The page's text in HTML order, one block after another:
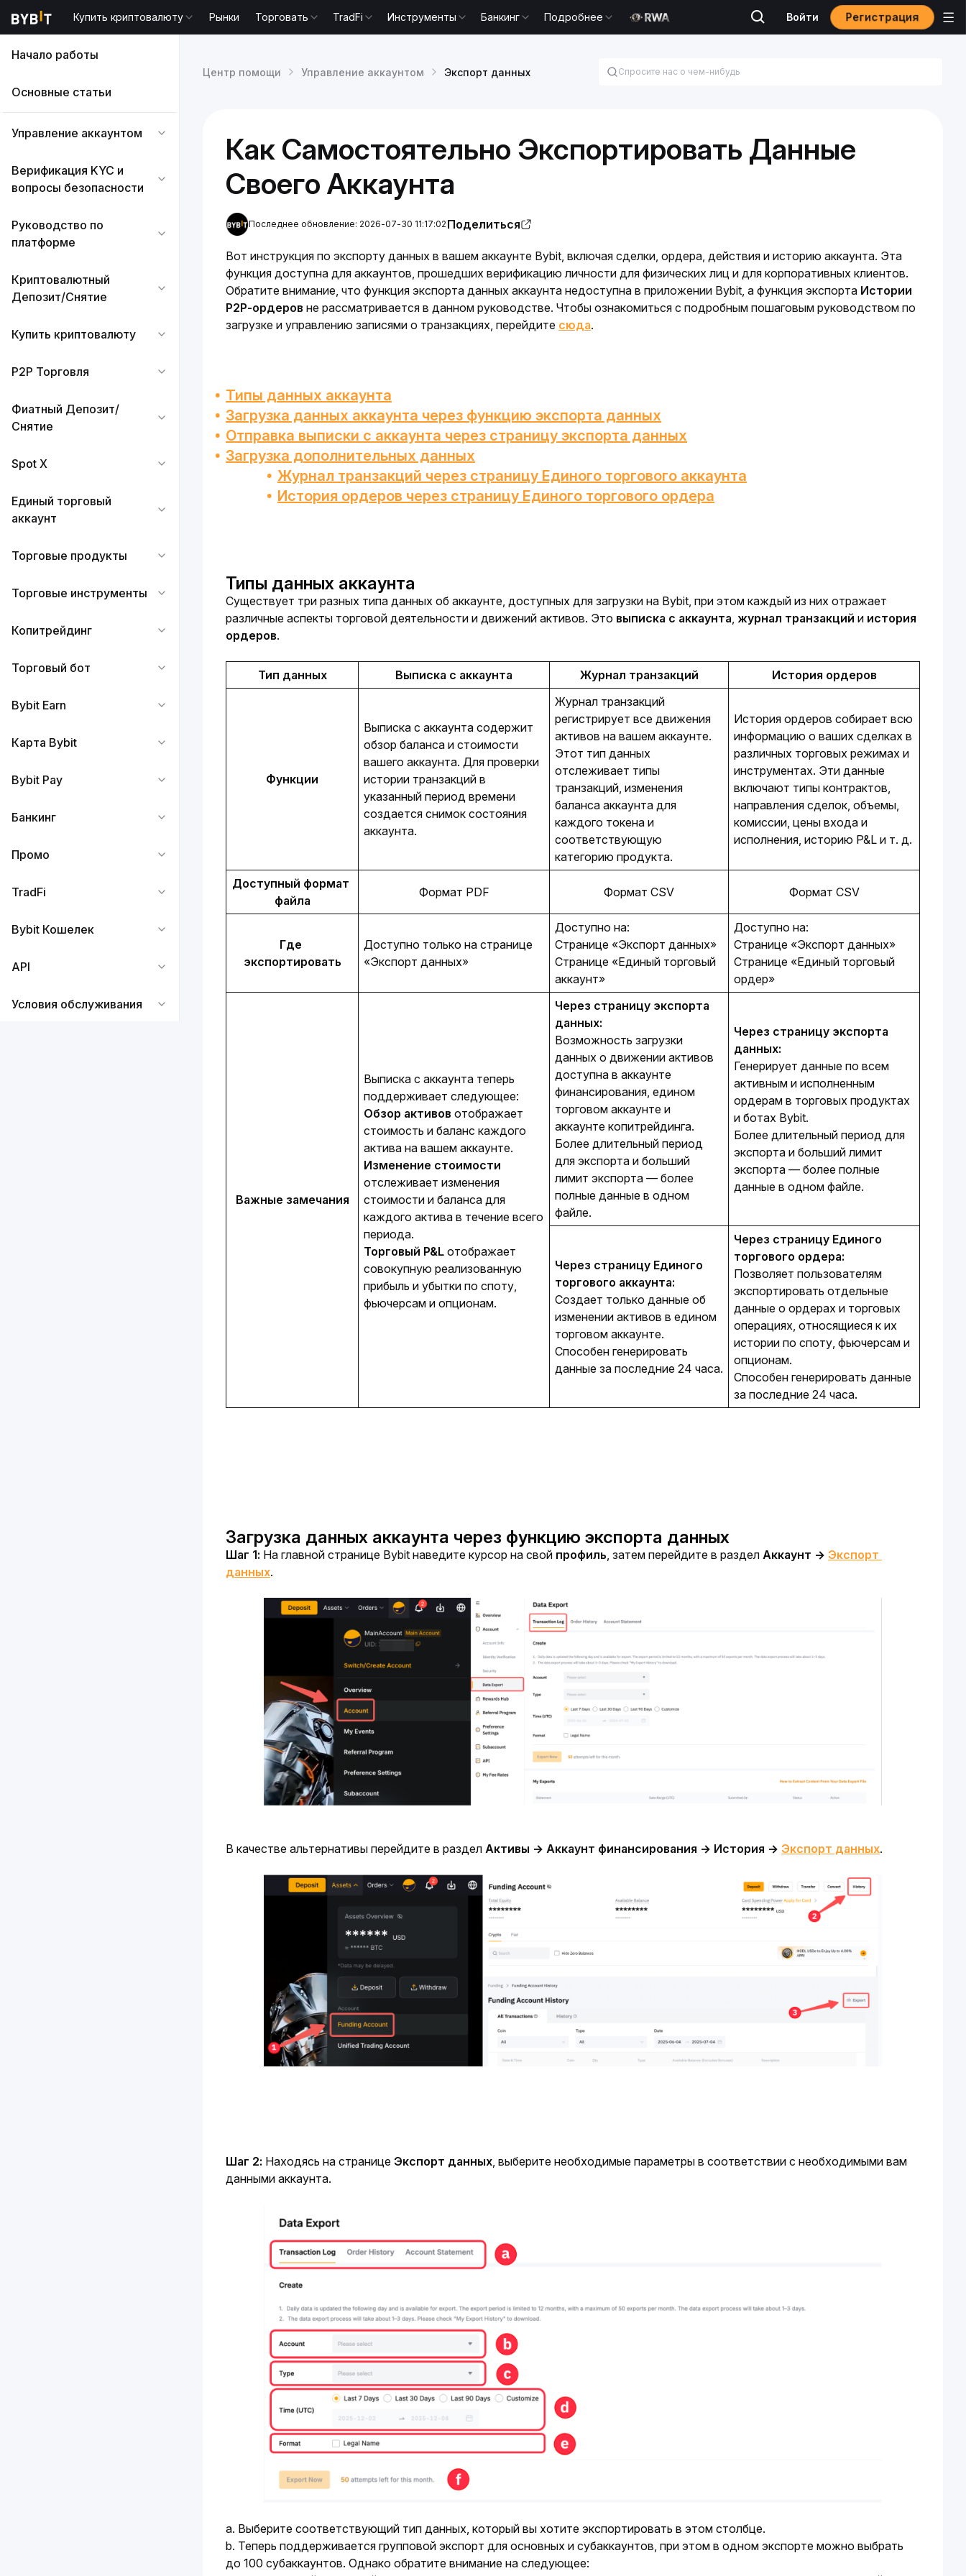
Купить криптовалюту Рынки Торговать TradFi Инструменты Банкинг Подробнее Войти Регистрация
Начало работы
Основные статьи
Управление аккаунтом
Верификация KYC и
вопросы безопасности
Руководство по
платформе
Криптовалютный
Депозит/Снятие
Купить криптовалюту
P2P Торговля
Фиатный Депозит/
Снятие
Spot X
Единый торговый
аккаунт
Торговые продукты
Торговые инструменты
Копитрейдинг
Торговый бот
Bybit Earn
Карта Bybit
Bybit Pay
Банкинг
Промо
TradFi
Bybit Кошелек
API
Условия обслуживания
Центр помощи Управление аккаунтом Экспорт данных
Как Самостоятельно Экспортировать Данные
Своего Аккаунта
Последнее обновление: 2026-07-30 11:17:02 Поделиться
Вот инструкция по экспорту данных в вашем аккаунте Bybit, включая сделки, ордера, действия и историю аккаунта. Эта
функция доступна для аккаунтов, прошедших верификацию личности для физических лиц и для корпоративных клиентов.
Обратите внимание, что функция экспорта данных аккаунта недоступна в приложении Bybit, а функция экспорта Истории
P2P-ордеров не рассматривается в данном руководстве. Чтобы ознакомиться с подробным пошаговым руководством по
загрузке и управлению записями о транзакциях, перейдите сюда.
Типы данных аккаунта
Загрузка данных аккаунта через функцию экспорта данных
Отправка выписки с аккаунта через страницу экспорта данных
Загрузка дополнительных данных
Журнал транзакций через страницу Единого торгового аккаунта
История ордеров через страницу Единого торгового ордера
Типы данных аккаунта
Существует три разных типа данных об аккаунте, доступных для загрузки на Bybit, при этом каждый из них отражает
различные аспекты торговой деятельности и движений активов. Это выписка с аккаунта, журнал транзакций и история
ордеров.
Тип данных Выписка с аккаунта Журнал транзакций История ордеров
Функции
Выписка с аккаунта содержит
обзор баланса и стоимости
вашего аккаунта. Для проверки
истории транзакций в
указанный период времени
создается снимок состояния
аккаунта.
Журнал транзакций
регистрирует все движения
активов на вашем аккаунте.
Этот тип данных
отслеживает типы
транзакций, изменения
баланса аккаунта для
каждого токена и
соответствующую
категорию продукта.
История ордеров собирает всю
информацию о ваших сделках в
различных торговых режимах и
инструментах. Эти данные
включают типы контрактов,
направления сделок, объемы,
комиссии, цены входа и
исполнения, историю P&L и т. д.
Доступный формат
файла
Формат PDF Формат CSV Формат CSV
Где
экспортировать
Доступно только на странице
«Экспорт данных»
Доступно на:
Странице «Экспорт данных»
Странице «Единый торговый
аккаунт»
Доступно на:
Странице «Экспорт данных»
Странице «Единый торговый
ордер»
Важные замечания
Выписка c аккаунта теперь
поддерживает следующее:
Обзор активов отображает
стоимость и баланс каждого
актива на вашем аккаунте.
Изменение стоимости
отслеживает изменения
стоимости и баланса для
каждого актива в течение всего
периода.
Торговый P&Lотображает
совокупную реализованную
прибыль и убытки по споту,
фьючерсам и опционам.
Через страницу экспорта
данных:
Возможность загрузки
данных о движении активов
доступна в аккаунте
финансирования, едином
торговом аккаунте и
аккаунте копитрейдинга.
Более длительный период
для экспорта и больший
лимит экспорта — более
полные данные в одном
файле.
Через страницу экспорта
данных:
Генерирует данные по всем
активным и исполненным
ордерам в торговых продуктах
и ​​ботах Bybit.
Более длительный период для
экспорта и больший лимит
экспорта — более полные
данные в одном файле.
Через страницу Единого
торгового аккаунта:
Создает только данные об
изменении активов в едином
торговом аккаунте.
Способен генерировать
данные за последние 24 часа.
Через страницу Единого
торгового ордера:
Позволяет пользователям
экспортировать отдельные
данные о ордерах и торговых
операциях, относящиеся к их
истории по споту, фьючерсам и
опционам.
Способен генерировать данные
за последние 24 часа.
Загрузка данных аккаунта через функцию экспорта данных
Шаг 1: На главной странице Bybit наведите курсор на свой профиль, затем перейдите в раздел Аккаунт → Экспорт
данных.
В качестве альтернативы перейдите в раздел Активы → Аккаунт финансирования → История → Экспорт данных.
Шаг 2: Находясь на странице Экспорт данных , выберите необходимые параметры в соответствии с необходимыми вам
данными аккаунта.
a. Выберите соответствующий тип данных, который вы хотите экспортировать в этом столбце.
b. Теперь поддерживается групповой экспорт для основных и субаккаунтов, при этом в одном экспорте можно выбрать
до 100 субаккаунтов. Однако обратите внимание на следующее: